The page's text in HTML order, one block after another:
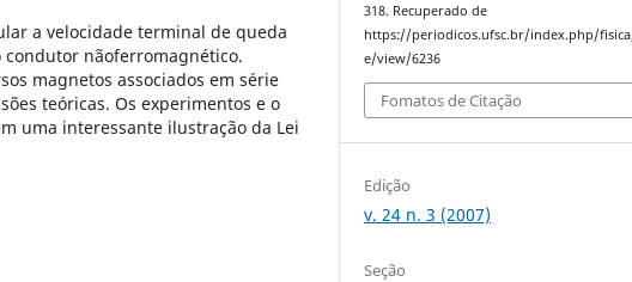
a velocidade terminal de queda
nãoferromagnético.
magnetos associados em série
teóricas. Os experimentos e o
uma interessante ilustração da Lei
318. Recuperado de
https://periodicos.ufsc.br/index.php/
e/view/6236
Fomatos de Citação
Edição
v. 24 n. 3 (2007)
Seção